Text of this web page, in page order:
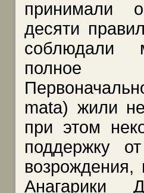
принимали
десяти
соблюдали
полное
mata) жили
при этом
поддержку
Анагарики